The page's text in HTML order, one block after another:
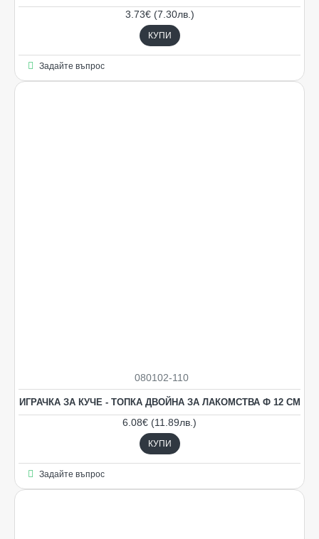
3.73€ (7.30лв.)
КУПИ
Задайте въпрос
080102-110
ИГРАЧКА ЗА КУЧЕ - ТОПКА ДВОЙНА ЗА ЛАКОМСТВА Ф 12 СМ
6.08€ (11.89лв.)
КУПИ
Задайте въпрос